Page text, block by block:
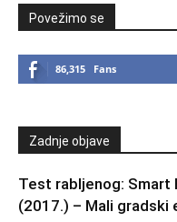
Povežimo se
86,315 Fans
Zadnje objave
Test rabljenog: Smart
(2017.) – Mali gradski